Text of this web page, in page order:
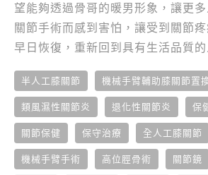
望能夠透過骨哥的暖男形象，讓更
關節手術而感到害怕，讓受到關節
早日恢復，重新回到具有生活品質的
半人工膝關節 機械手臂輔助膝關節置
類風濕性關節炎 退化性關節炎 保
關節保健 保守治療 全人工膝關節
機械手臂手術 高位脛骨術 關節鏡